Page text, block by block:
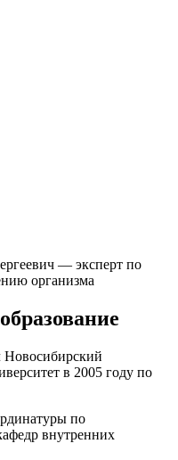
Новосибирский
в 2005 году по
по
внутренних